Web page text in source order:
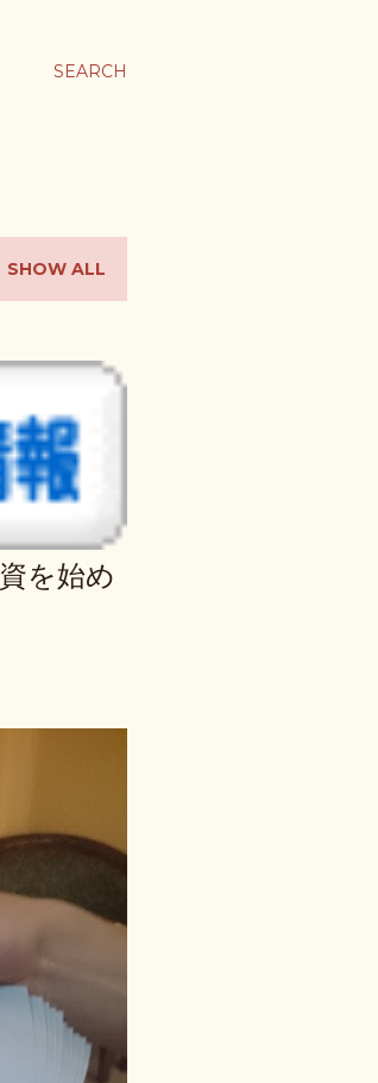
SEARCH
SHOW ALL
を始め